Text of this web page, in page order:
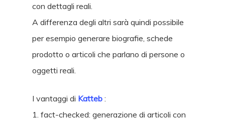
con dettagli reali.
A differenza degli altri sarà quindi possibile
per esempio generare biografie, schede
prodotto o articoli che parlano di persone o
oggetti reali.
I vantaggi di Katteb :
1. fact-checked: generazione di articoli con